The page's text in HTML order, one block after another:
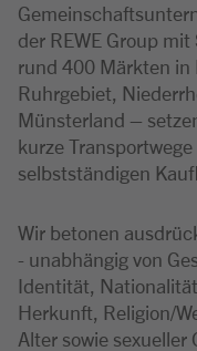
der REWE Group
rund 400 Märkten in
Ruhrgebiet,
Münsterland –
kurze
selbstständigen
Wir betonen
- unabhängig von
Identität,
Herkunft, Religion/
Alter sowie